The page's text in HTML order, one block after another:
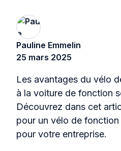
Pauline Emmelin
25 mars 2025
Les avantages du vélo
à la voiture de fonction
Découvrez dans cet
pour un vélo de
pour votre entreprise.